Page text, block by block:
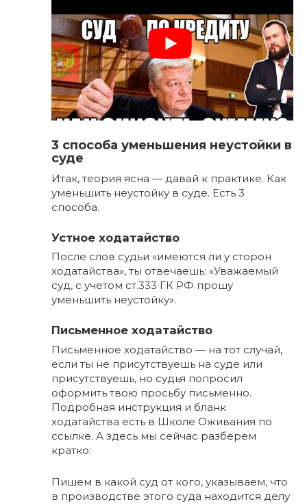
3 способа уменьшения неустойки в
суде
Итак, теория ясна — давай к практике. Как
уменьшить неустойку в суде. Есть 3
способа.
Устное ходатайство
После слов судьи «имеются ли у сторон
ходатайства», ты отвечаешь: «Уважаемый
суд, с учетом ст.333 ГК РФ прошу
уменьшить неустойку».
Письменное ходатайство
Письменное ходатайство — на тот случай,
если ты не присутствуешь на суде или
присутствуешь, но судья попросил
оформить твою просьбу письменно.
Подробная инструкция и бланк
ходатайства есть в Школе Оживания по
ссылке. А здесь мы сейчас разберем
кратко:
Пишем в какой суд от кого, указываем, что
в производстве этого суда находится делу